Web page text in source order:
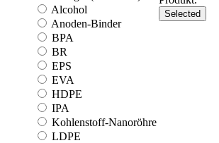
Alcohol
Anoden-Binder
BPA
BR
EPS
EVA
HDPE
IPA
Kohlenstoff-Nanoröhre
LDPE
Selected